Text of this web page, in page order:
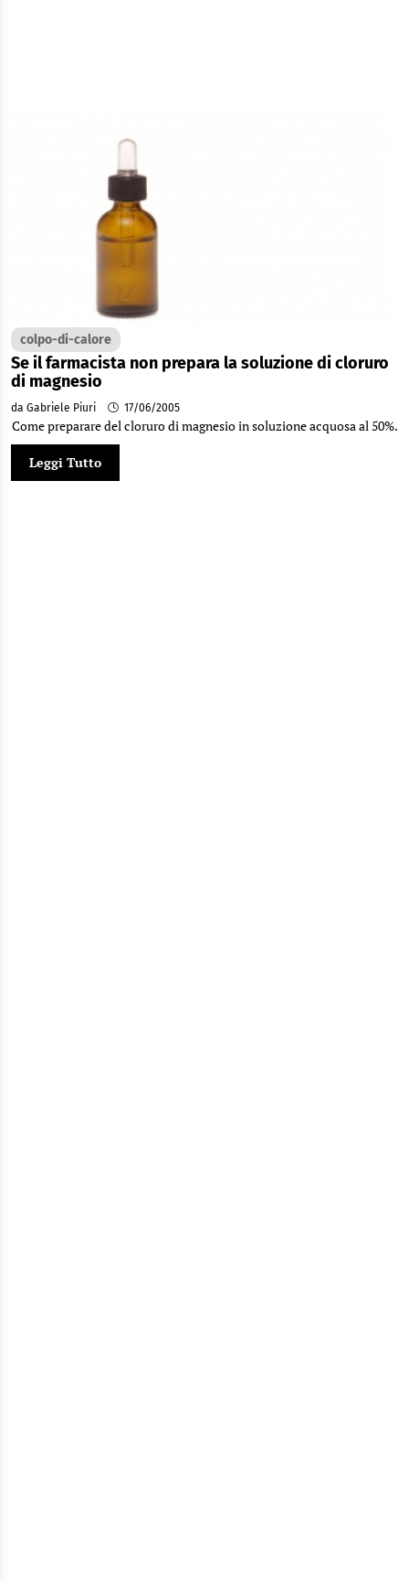
colpo-di-calore
Se il farmacista non prepara la soluzione di cloruro
di magnesio
da Gabriele Piuri 17/06/2005
Come preparare del cloruro di magnesio in soluzione acquosa al 50%.
Leggi Tutto